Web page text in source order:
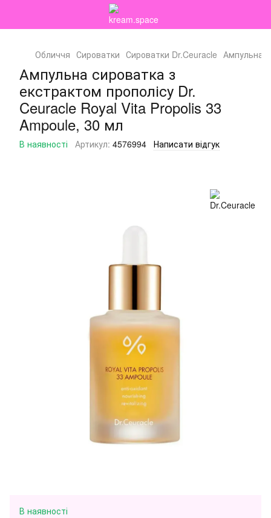
Обличчя Сироватки Сироватки Dr.Ceuracle Ампульна
Ампульна сироватка з
екстрактом прополісу Dr.
Ceuracle Royal Vita Propolis 33
Ampoule, 30 мл
В наявності Артикул: 4576994 Написати відгук
В наявності